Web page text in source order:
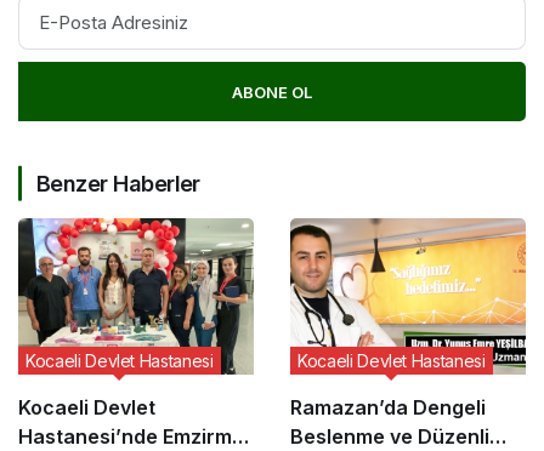
ABONE OL
Benzer Haberler
Kocaeli Devlet
Hastanesi’nde Emzirme
Kocaeli Devlet Hastanesi
Ramazan’da Dengeli
Beslenme ve Düzenli
Kocaeli Devlet Hastanesi